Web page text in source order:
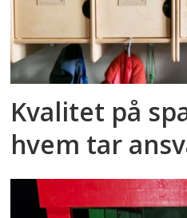
Kvalitet på
hvem tar